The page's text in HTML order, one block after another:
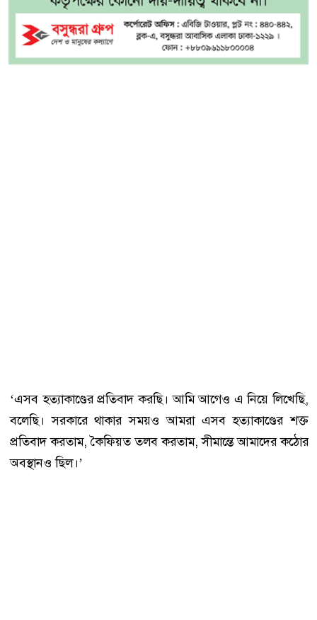
‘এসব হত্যাকাণ্ডের প্রতিবাদ করছি। আমি আগেও এ নিয়ে লিখেছি,
বলেছি। সরকারে থাকার সময়ও আমরা এসব হত্যাকাণ্ডের শক্ত
প্রতিবাদ করতাম, কৈফিয়ত তলব করতাম, সীমান্তে আমাদের কঠোর
অবস্থানও ছিল।’